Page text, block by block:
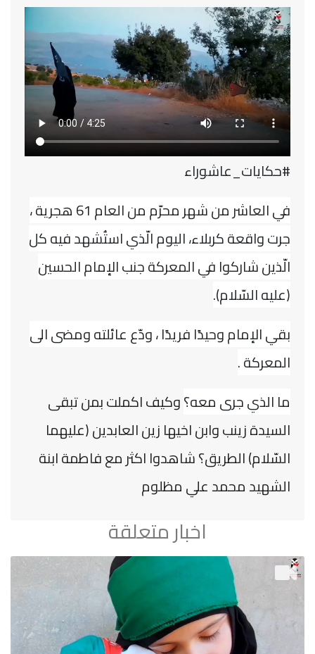
#حكايات_عاشوراء
في العاشر من شهر محرّم من العام 61 هجرية ،
جرت واقعة كربلاء، اليوم الّذي استُشهد فيه كل
الّذين شاركوا في المعركة جنب الإمام الحسين
(عليه السّلام).
بقي الإمام وحيدًا فريدًا ، ودّع عائلته ومضى الى
المعركة .
ما الذي جرى معه؟وكيف اكملت بمن تبقى
السيدة زينب وابن اخيها زين العابدين (عليهما
السّلام) الطريق؟شاهدوا اكثر مع فاطمة ابنة
الشهيد محمد علي مظلوم
اخبار متعلقة